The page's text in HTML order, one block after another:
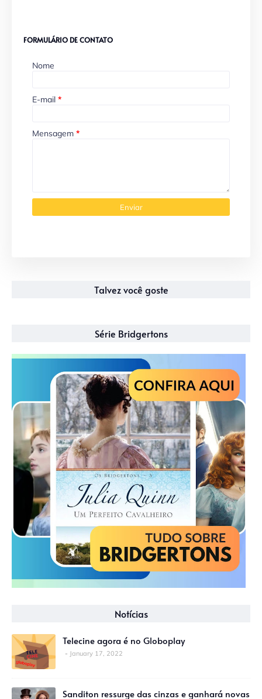
FORMULÁRIO DE CONTATO
Nome
E-mail *
Mensagem *
Talvez você goste
Série Bridgertons
Notícias
Telecine agora é no Globoplay
January 17, 2022
Sanditon ressurge das cinzas e ganhará novas